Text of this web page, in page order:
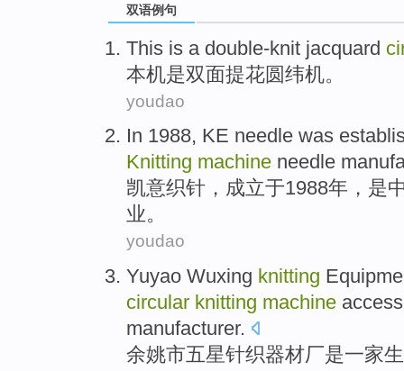
双语例句
This is a double-knit jacquard
本机是双面提花圆纬机。
youdao
In 1988, KE needle was
Knitting machine needle
凯意织针 ， 成立于1988年，是
业。
youdao
Yuyao Wuxing knitting
circular knitting machine
manufacturer.
余姚市五星针织器材厂是一家